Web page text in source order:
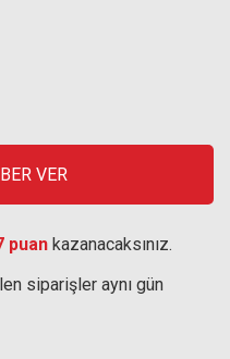
VER
puan kazanacaksınız.
siparişler aynı gün